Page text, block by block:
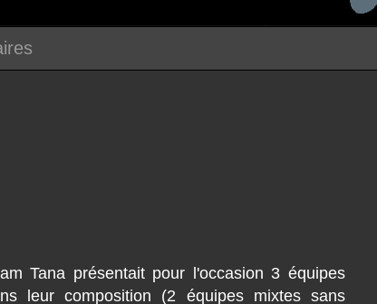
Tana présentait pour l'occasion 3 équipes
leur composition (2 équipes mixtes sans